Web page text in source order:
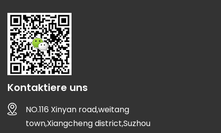
Kontaktiere uns
NO.116 Xinyan road,weitang
town,Xiangcheng district,Suzhou